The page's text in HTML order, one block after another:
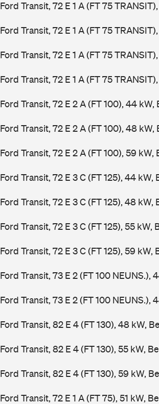
Ford Transit, 72 E 1 A (FT 75
Ford Transit, 72 E 1 A (FT 75
Ford Transit, 72 E 1 A (FT 75
Ford Transit, 72 E 1 A (FT 75
Ford Transit, 72 E 2 A (FT 100), 44
Ford Transit, 72 E 2 A (FT 100), 48
Ford Transit, 72 E 2 A (FT 100), 59
Ford Transit, 72 E 3 C (FT 125), 44
Ford Transit, 72 E 3 C (FT 125), 48
Ford Transit, 72 E 3 C (FT 125), 55
Ford Transit, 72 E 3 C (FT 125), 59
Ford Transit, 73 E 2 (FT 100 NEUNS.),
Ford Transit, 73 E 2 (FT 100 NEUNS.),
Ford Transit, 82 E 4 (FT 130), 48 kW,
Ford Transit, 82 E 4 (FT 130), 55 kW,
Ford Transit, 82 E 4 (FT 130), 59 kW,
Ford Transit, 72 E 1 A (FT 75), 51 kW,